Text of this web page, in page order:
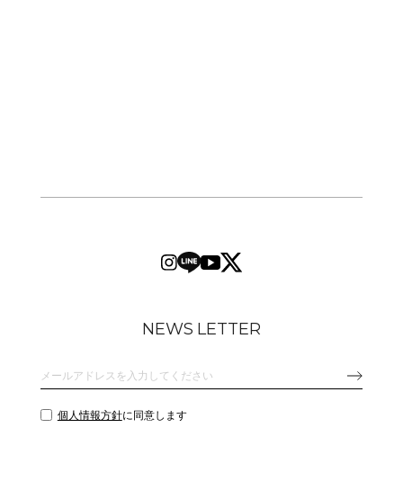
NEWS LETTER
個人情報方針に同意します